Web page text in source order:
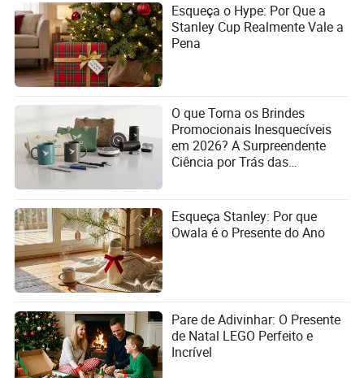
Esqueça o Hype: Por Que a
Stanley Cup Realmente Vale a
Pena
O que Torna os Brindes
Promocionais Inesquecíveis
em 2026? A Surpreendente
Ciência por Trás das
Esqueça Stanley: Por que
Owala é o Presente do Ano
Pare de Adivinhar: O Presente
de Natal LEGO Perfeito e
Incrível